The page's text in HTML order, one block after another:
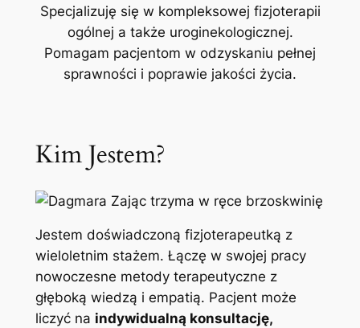
Specjalizuję się w kompleksowej fizjoterapii
ogólnej a także uroginekologicznej.
Pomagam pacjentom w odzyskaniu pełnej
sprawności i poprawie jakości życia.
Kim Jestem?
Jestem doświadczoną fizjoterapeutką z
wieloletnim stażem. Łączę w swojej pracy
nowoczesne metody terapeutyczne z
głęboką wiedzą i empatią. Pacjent może
liczyć na indywidualną konsultację,